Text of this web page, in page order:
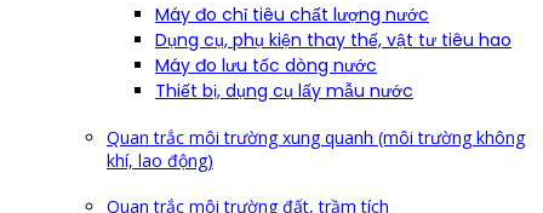
Máy đo chỉ tiêu chất lượng nước
Dụng cụ, phụ kiện thay thế, vật tư tiêu hao
Máy đo lưu tốc dòng nước
Thiết bị, dụng cụ lấy mẫu nước
Quan trắc môi trường xung quanh (môi trường không
khí, lao động)
Quan trắc môi trường đất, trầm tích